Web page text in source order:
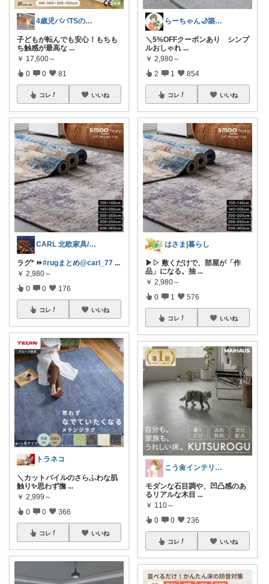
4歳児パパTSの育児おたすけROOM🎁
子どもが転んでも安心！もちも
ち触感が最高な ...
￥ 17,600～
0 0 81
コレ いいね
CARL 北欧家具/暮らし
ラグ* ⏩#rugまとめ@carl_77 ...
￥ 2,980～
0 0 176
コレ いいね
トラネコ
＼カットパイルのさらふわな肌
触り✨思わず撫 ...
￥ 2,999～
0 0 366
コレ いいね
らーちゃん🌙築古賃貸をもっとかわいく♡
＼5%OFFクーポンあり シンプ
ルおしゃれ ...
￥ 2,980～
2 1 854
コレ いいね
はさま|暮らし
▶▷ 敷くだけで、部屋が「作
品」になる。抽 ...
￥ 2,980～
0 1 576
コレ いいね
こう🌼インテリアと家事＆育児グッズ
モダンな石目調や、凹凸感のあ
るリアルな木目 ...
￥ 110～
0 0 236
コレ いいね